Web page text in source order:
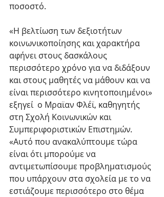
ποσοστό.
«Η βελτίωση των δεξιοτήτων
κοινωνικοποίησης και χαρακτήρα
αφήνει στους δασκάλους
περισσότερο χρόνο για να διδάξουν
και στους μαθητές να μάθουν και να
είναι περισσότερο κινητοποιημένοι»
εξηγεί  ο Μραϊαν Φλέϊ, καθηγητής
στη Σχολή Κοινωνικών και
Συμπεριφοριστικών Επιστημών.
«Αυτό που ανακαλύπτουμε τώρα
είναι ότι μπορούμε να
αντιμετωπίσουμε προβληματισμούς
που υπάρχουν στα σχολεία με το να
εστιάζουμε περισσότερο στο θέμα